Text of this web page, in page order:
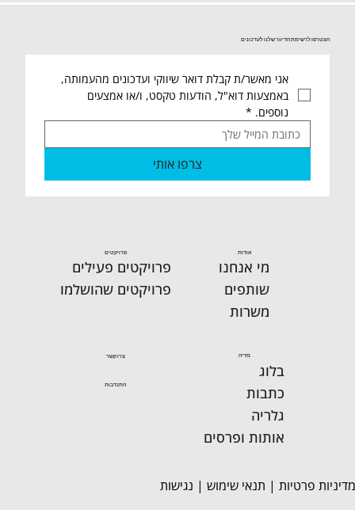
29.8 שישי שקט אחים ואחיות לישראל 🙋‍♂️
מסכמים שבוע בחמ"ל חיילים ומרלו"ג ארצי
הצטרפו לרשימת הדיוור שלנו לעדכונים
נוספים. *
צרפו אותי
אודות
מי אנחנו
שותפים
משרות
פרויקטים
פרויקטים פעילים
פרויקטים שהושלמו
מדיה
בלוג
כתבות
גלריה
אותות ופרסים
התנדבות
צרו קשר
מדיניות פרטיות | תנאי שימוש | נגישות